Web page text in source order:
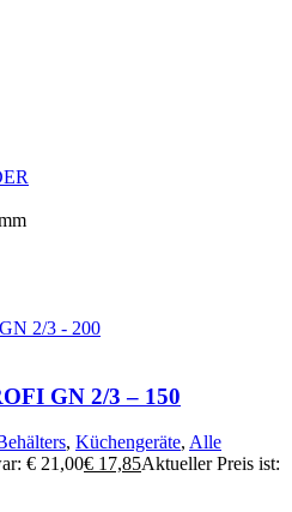
GN 2/3 – 150
, Küchengeräte, Alle
€ 21,00€ 17,85Aktueller Preis ist: